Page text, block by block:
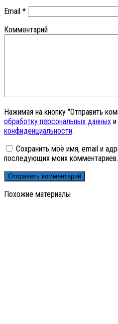
Email *
Комментарий
Нажимая на кнопку "Отправить
обработку персональных данных
конфиденциальности.
Сохранить моё имя, email и
последующих моих комментариев.
Похожие материалы